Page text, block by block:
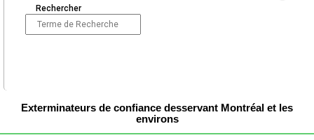
Rechercher
Exterminateurs de confiance desservant Montréal et les
environs